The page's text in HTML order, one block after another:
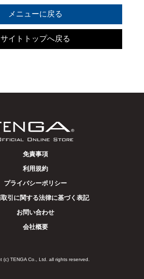
メニューに戻る
サイトトップへ戻る
免責事項
利用規約
プライバシーポリシー
引に関する法律に基づく表記
お問い合わせ
会社概要
(c) TENGA Co., Ltd. all rights reserved.